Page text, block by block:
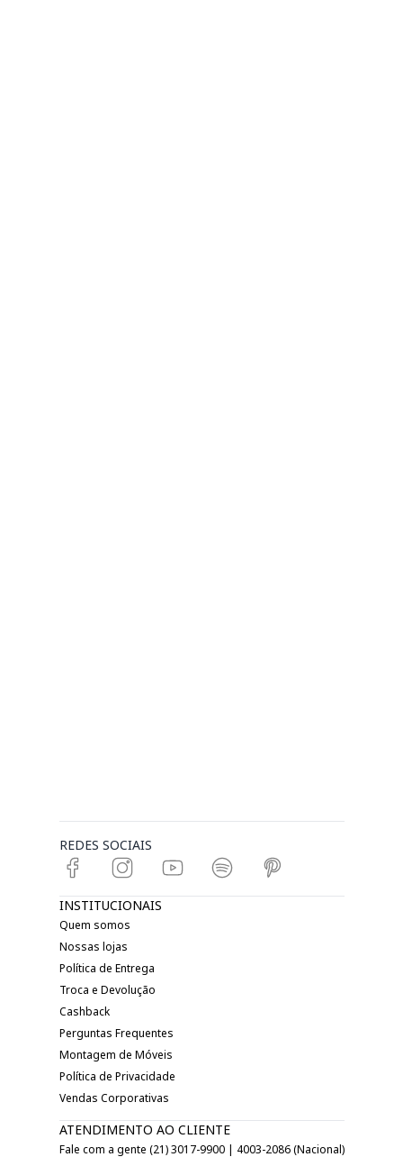
REDES SOCIAIS
INSTITUCIONAIS
Quem somos
Nossas lojas
Política de Entrega
Troca e Devolução
Cashback
Perguntas Frequentes
Montagem de Móveis
Política de Privacidade
Vendas Corporativas
ATENDIMENTO AO CLIENTE
Fale com a gente (21) 3017-9900 | 4003-2086 (Nacional)